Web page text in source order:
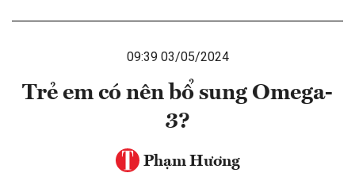
09:39 03/05/2024
Trẻ em có nên bổ sung Omega-
3?
Phạm Hương